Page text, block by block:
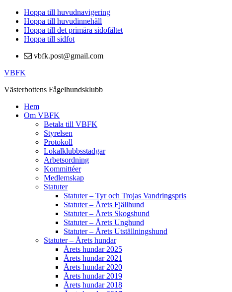
Hoppa till huvudnavigering
Hoppa till huvudinnehåll
Hoppa till det primära sidofältet
Hoppa till sidfot
vbfk.post@gmail.com
VBFK
Västerbottens Fågelhundsklubb
Hem
Om VBFK
Betala till VBFK
Styrelsen
Protokoll
Lokalklubbsstadgar
Arbetsordning
Kommittéer
Medlemskap
Statuter
Statuter – Tyr och Trojas Vandringspris
Statuter – Årets Fjällhund
Statuter – Årets Skogshund
Statuter – Årets Unghund
Statuter – Årets Utställningshund
Statuter – Årets hundar
Årets hundar 2025
Årets hundar 2021
Årets hundar 2020
Årets hundar 2019
Årets hundar 2018